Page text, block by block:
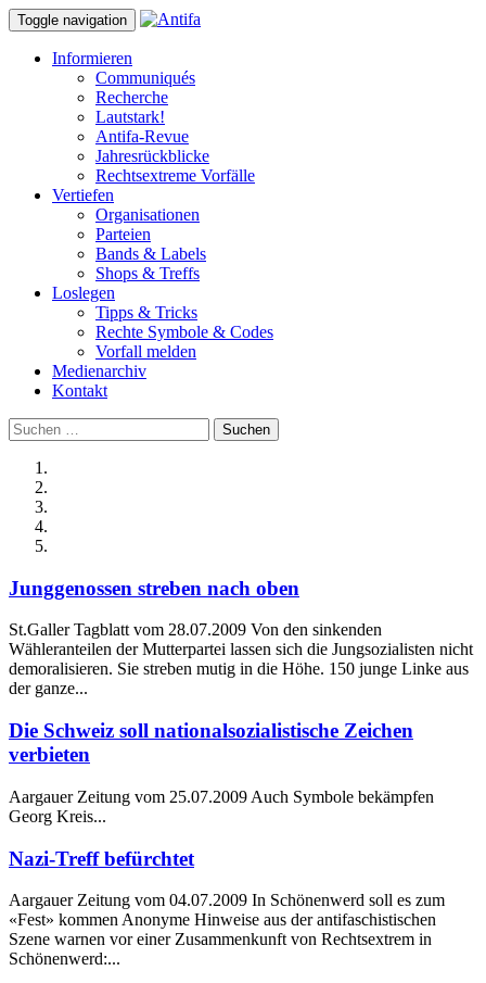
Toggle navigation
Informieren
Communiqués
Recherche
Lautstark!
Antifa-Revue
Jahresrückblicke
Rechtsextreme Vorfälle
Vertiefen
Organisationen
Parteien
Bands & Labels
Shops & Treffs
Loslegen
Tipps & Tricks
Rechte Symbole & Codes
Vorfall melden
Medienarchiv
Kontakt
Suchen
nach:
Junggenossen streben nach oben
St.Galler Tagblatt vom 28.07.2009 Von den sinkenden
Wähleranteilen der Mutterpartei lassen sich die Jungsozialisten nicht
demoralisieren. Sie streben mutig in die Höhe. 150 junge Linke aus
der ganze...
Die Schweiz soll nationalsozialistische Zeichen
verbieten
Aargauer Zeitung vom 25.07.2009 Auch Symbole bekämpfen
Georg Kreis...
Nazi-Treff befürchtet
Aargauer Zeitung vom 04.07.2009 In Schönenwerd soll es zum
«Fest» kommen Anonyme Hinweise aus der antifaschistischen
Szene warnen vor einer Zusammenkunft von Rechtsextrem in
Schönenwerd:...